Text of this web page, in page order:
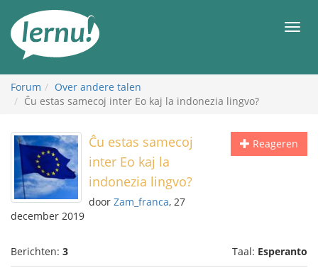
inhoud
Forum
Over andere talen
Ĉu estas samecoj inter Eo kaj la indonezia lingvo?
Reageren
Ĉu estas samecoj
inter Eo kaj la
indonezia lingvo?
door Zam_franca, 27
december 2019
Berichten: 3 Taal: Esperanto